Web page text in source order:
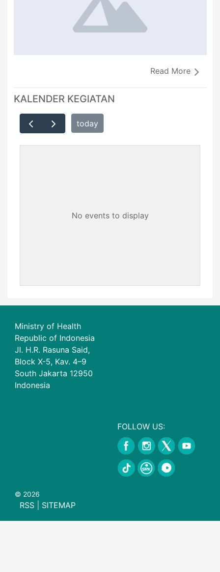
Read More
KALENDER KEGIATAN
today
No events to display
Ministry of Health
Republic of Indonesia
Jl. H.R. Rasuna Said,
Block X-5, Kav. 4–9
South Jakarta 12950
Indonesia
FOLLOW US:
© 2026
RSS SITEMAP